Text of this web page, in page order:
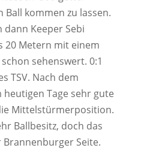
kommen zu lassen.
dann Keeper Sebi
20 Metern mit einem
sehenswert. 0:1
TSV. Nach dem
Tage sehr gute
Mittelstürmerposition.
Ballbesitz, doch das
Seite.